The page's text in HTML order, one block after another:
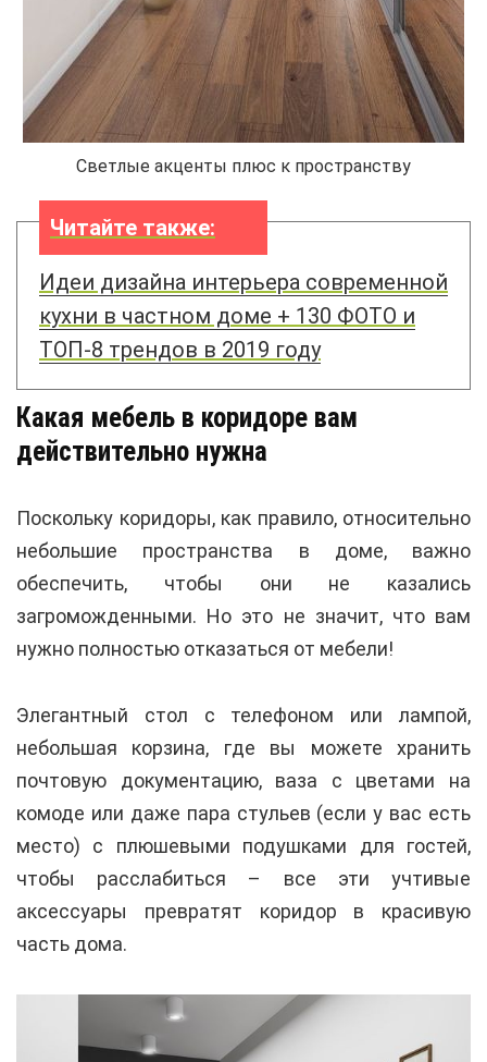
Светлые акценты плюс к пространству
Читайте также:
Идеи дизайна интерьера современной
кухни в частном доме + 130 ФОТО и
ТОП-8 трендов в 2019 году
Какая мебель в коридоре вам
действительно нужна
Поскольку коридоры, как правило, относительно
небольшие пространства в доме, важно
обеспечить, чтобы они не казались
загроможденными. Но это не значит, что вам
нужно полностью отказаться от мебели!
Элегантный стол с телефоном или лампой,
небольшая корзина, где вы можете хранить
почтовую документацию, ваза с цветами на
комоде или даже пара стульев (если у вас есть
место) с плюшевыми подушками для гостей,
чтобы расслабиться – все эти учтивые
аксессуары превратят коридор в красивую
часть дома.